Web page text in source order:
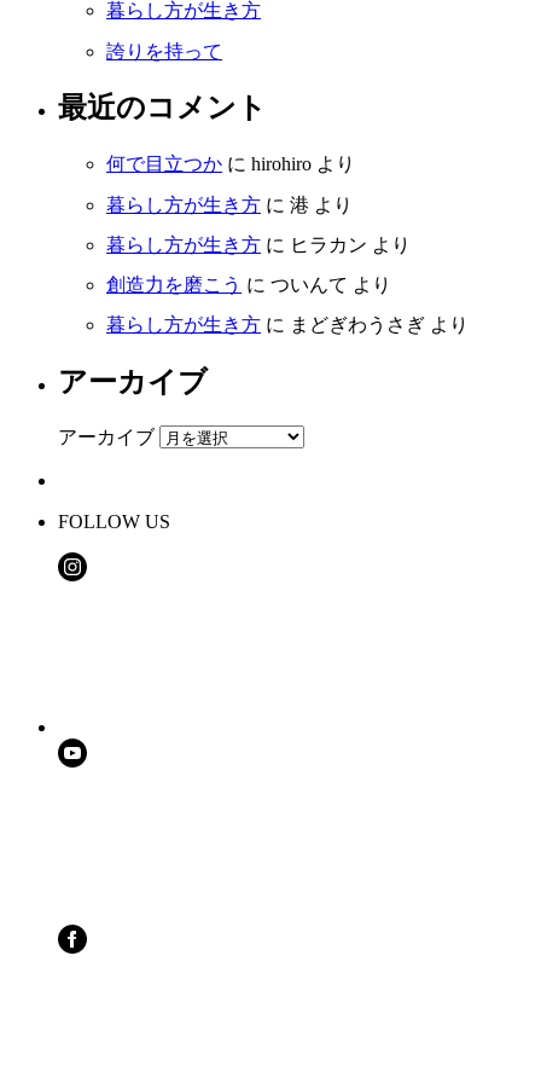
暮らし方が生き方
誇りを持って
最近のコメント
何で目立つか に hirohiro より
暮らし方が生き方 に 港 より
暮らし方が生き方 に ヒラカン より
創造力を磨こう に ついんて より
暮らし方が生き方 に まどぎわうさぎ より
アーカイブ
アーカイブ
FOLLOW US